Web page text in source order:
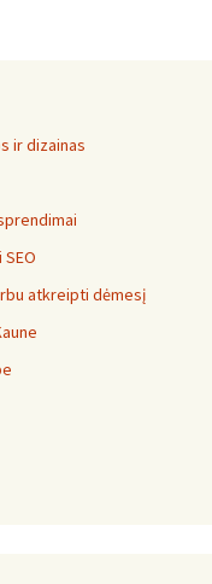
ir dizainas
atkreipti dėmesį